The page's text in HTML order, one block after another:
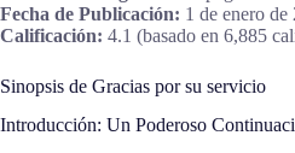
Fecha de Publicación: 1 de enero de
Calificación: 4.1 (basado en 6,885
Sinopsis de Gracias por su servicio
Introducción: Un Poderoso